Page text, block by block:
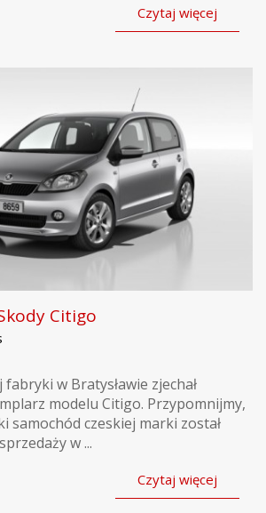
Czytaj więcej
Citigo
w Bratysławie zjechał
modelu Citigo. Przypomnijmy,
samochód czeskiej marki został
w ...
Czytaj więcej